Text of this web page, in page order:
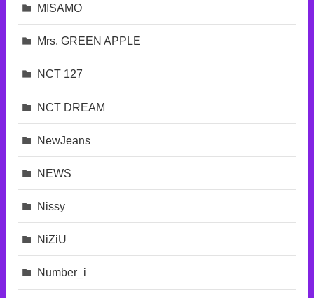
MISAMO
Mrs. GREEN APPLE
NCT 127
NCT DREAM
NewJeans
NEWS
Nissy
NiZiU
Number_i